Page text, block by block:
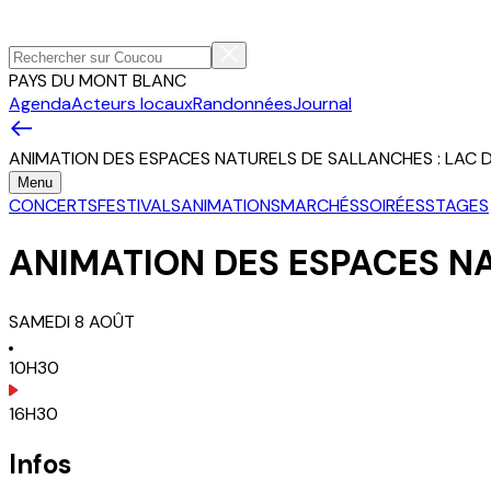
PAYS DU MONT BLANC
AgendaActeurs locauxRandonnéesJournal
ANIMATION DES ESPACES NATURELS DE SALLANCHES : LAC
Menu
CONCERTSFESTIVALSANIMATIONSMARCHÉSSOIRÉESSTAGES
ANIMATION DES ESPACES
SAMEDI8 AOÛT
10H30
16H30
Infos